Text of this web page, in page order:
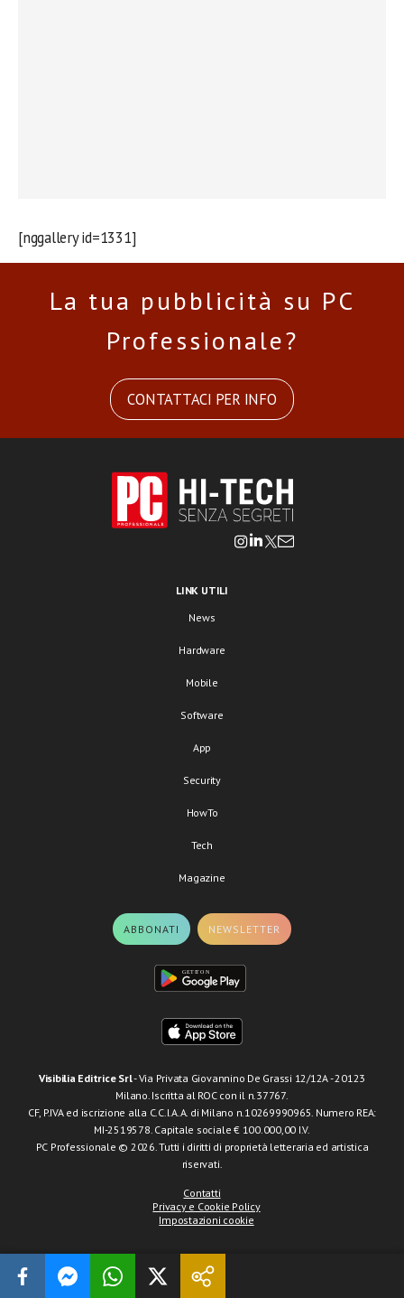
[nggallery id=1331]
La tua pubblicità su PC
Professionale?
CONTATTACI PER INFO
LINK UTILI
News
Hardware
Mobile
Software
App
Security
HowTo
Tech
Magazine
ABBONATI NEWSLETTER
Visibilia Editrice Srl- Via Privata Giovannino De Grassi 12/12A - 20123
Milano. Iscritta al ROC con il n.37767.
CF, P.IVA ed iscrizione alla C.C.I.A.A. di Milano n.10269990965. Numero REA:
MI-2519578. Capitale sociale € 100.000,00 I.V.
PC Professionale © 2026. Tutti i diritti di proprietà letteraria ed artistica
riservati.
Contatti
Privacy e Cookie Policy
Impostazioni cookie